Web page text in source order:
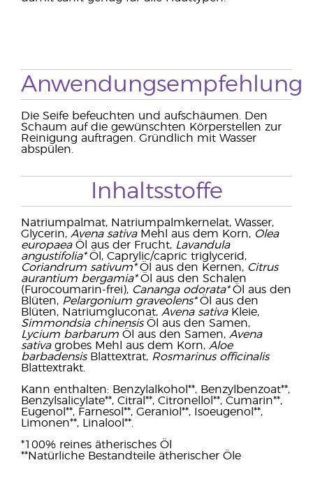
Anwendungsempfehlung
Die Seife befeuchten und aufschäumen. Den
Schaum auf die gewünschten Körperstellen zur
Reinigung auftragen. Gründlich mit Wasser
abspülen.
Inhaltsstoffe
Natriumpalmat, Natriumpalmkernelat, Wasser,
Glycerin, Avena sativaMehl aus dem Korn, Olea
europaeaÖl aus der Frucht, Lavandula
angustifolia*Öl, Caprylic/capric triglycerid,
Coriandrum sativum*Öl aus den Kernen, Citrus
aurantium bergamia*Öl aus den Schalen
(Furocoumarin-frei), Cananga odorata*Öl aus den
Blüten, Pelargonium graveolens*Öl aus den
Blüten, Natriumgluconat, Avena sativaKleie,
Simmondsia chinensisÖl aus den Samen,
Lycium barbarum Öl aus den Samen, Avena
sativagrobes Mehl aus dem Korn, Aloe
barbadensisBlattextrat, Rosmarinus officinalis
Blattextrakt.
Kann enthalten: Benzylalkohol**, Benzylbenzoat**,
Benzylsalicylate**, Citral**, Citronellol**, Cumarin**,
Eugenol**, Farnesol**, Geraniol**, Isoeugenol**,
Limonen**, Linalool**.
*100% reines ätherisches Öl
**Natürliche Bestandteile ätherischer Öle